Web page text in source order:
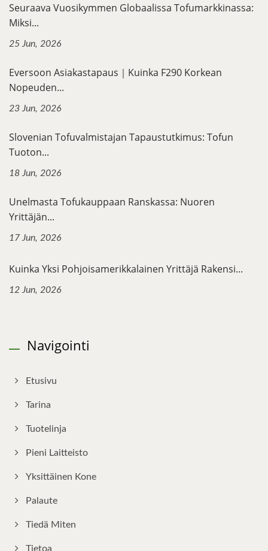
Seuraava Vuosikymmen Globaalissa Tofumarkkinassa:
Miksi...
25 Jun, 2026
Eversoon Asiakastapaus｜Kuinka F290 Korkean
Nopeuden...
23 Jun, 2026
Slovenian Tofuvalmistajan Tapaustutkimus: Tofun
Tuoton...
18 Jun, 2026
Unelmasta Tofukauppaan Ranskassa: Nuoren
Yrittäjän...
17 Jun, 2026
Kuinka Yksi Pohjoisamerikkalainen Yrittäjä Rakensi...
12 Jun, 2026
Navigointi
Etusivu
Tarina
Tuotelinja
Pieni Laitteisto
Yksittäinen Kone
Palaute
Tiedä Miten
Tietoa